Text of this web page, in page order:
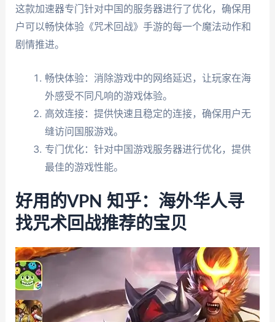
这款加速器专门针对中国的服务器进行了优化，确保用
户可以畅快体验《咒术回战》手游的每一个魔法动作和
剧情推进。
畅快体验：消除游戏中的网络延迟，让玩家在海
外感受不同凡响的游戏体验。
高效连接：提供快速且稳定的连接，确保用户无
缝访问国服游戏。
专门优化：针对中国游戏服务器进行优化，提供
最佳的游戏性能。
好用的VPN 知乎：海外华人寻
找咒术回战推荐的宝贝